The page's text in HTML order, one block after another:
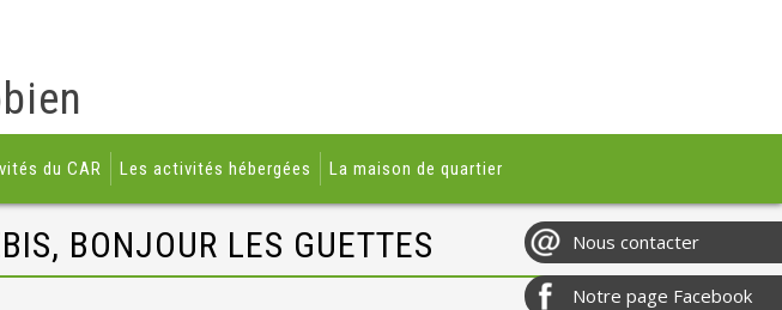
du CAR Les activités hébergées La maison de quartier
BONJOUR LES GUETTES